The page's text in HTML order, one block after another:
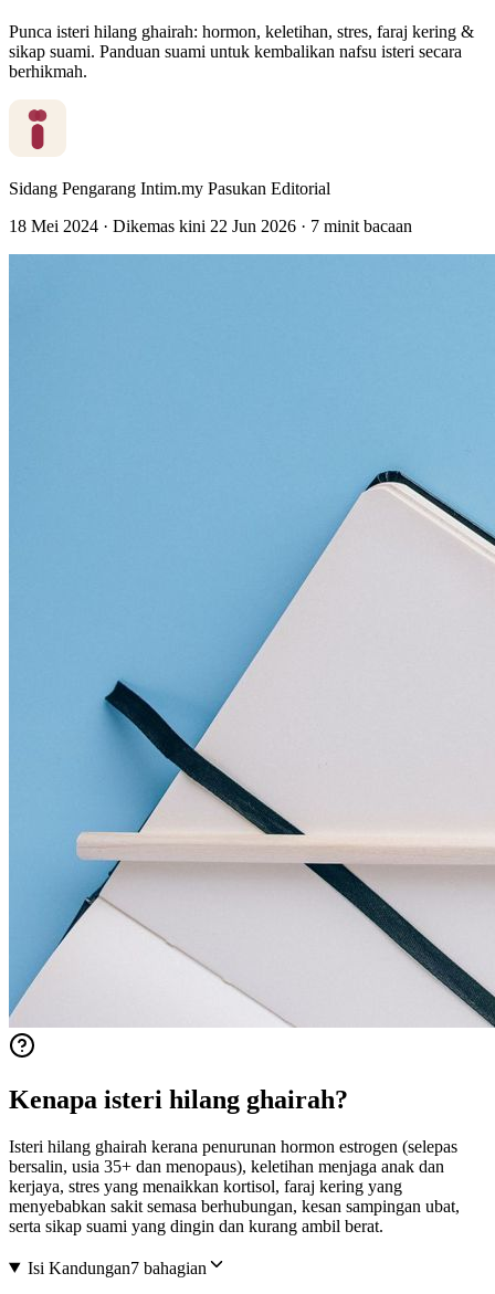
Punca isteri hilang ghairah: hormon, keletihan, stres, faraj kering &
sikap suami. Panduan suami untuk kembalikan nafsu isteri secara
berhikmah.
Sidang Pengarang Intim.my Pasukan Editorial
18 Mei 2024 · Dikemas kini 22 Jun 2026 · 7 minit bacaan
Kenapa isteri hilang ghairah?
Isteri hilang ghairah kerana penurunan hormon estrogen (selepas
bersalin, usia 35+ dan menopaus), keletihan menjaga anak dan
kerjaya, stres yang menaikkan kortisol, faraj kering yang
menyebabkan sakit semasa berhubungan, kesan sampingan ubat,
serta sikap suami yang dingin dan kurang ambil berat.
Isi Kandungan7 bahagian